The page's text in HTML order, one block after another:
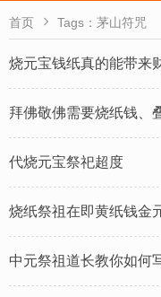
首页  Tags：茅山符咒
烧元宝钱纸真的能带来
拜佛敬佛需要烧纸钱、
代烧元宝祭祀超度
烧纸祭祖在即黄纸钱金
中元祭祖道长教你如何